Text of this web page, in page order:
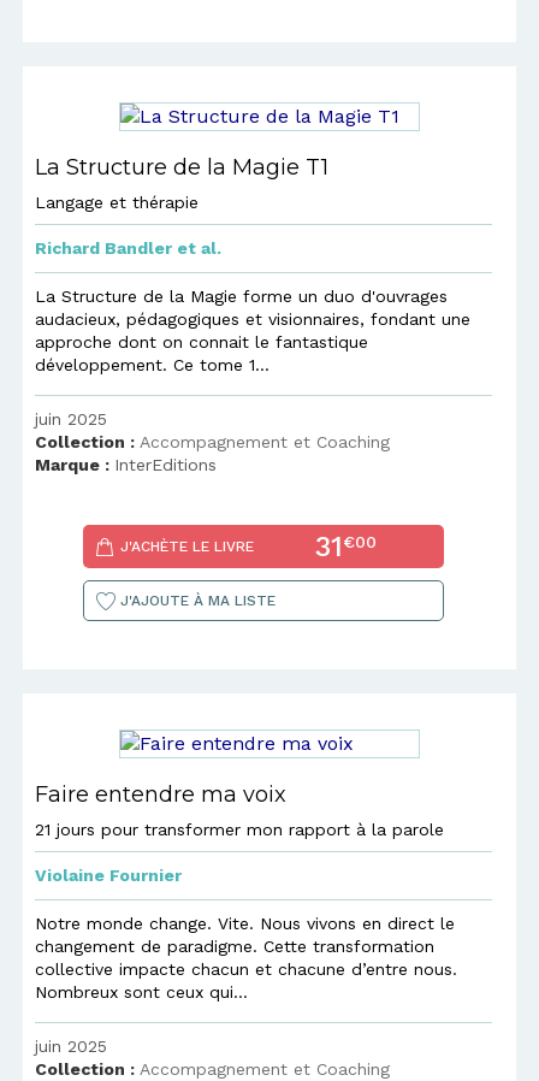
La Structure de la Magie T1
Langage et thérapie
Richard Bandler et al.
La Structure de la Magie forme un duo d'ouvrages
audacieux, pédagogiques et visionnaires, fondant une
approche dont on connait le fantastique
développement. Ce tome 1...
juin 2025
Collection : Accompagnement et Coaching
Marque : InterEditions
J'ACHÈTE LE LIVRE 31€00
J'AJOUTE À MA LISTE
Faire entendre ma voix
21 jours pour transformer mon rapport à la parole
Violaine Fournier
Notre monde change. Vite. Nous vivons en direct le
changement de paradigme. Cette transformation
collective impacte chacun et chacune d’entre nous.
Nombreux sont ceux qui...
juin 2025
Collection : Accompagnement et Coaching